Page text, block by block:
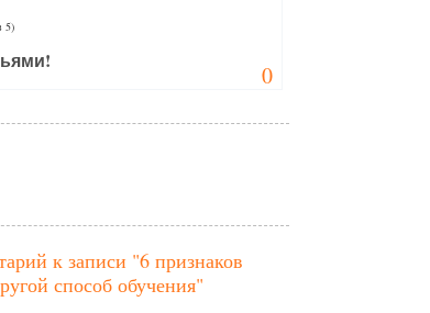
0
5)
к записи "6 признаков
способ обучения"